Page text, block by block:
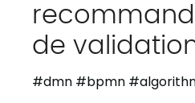
de
#dmn #bpmn #